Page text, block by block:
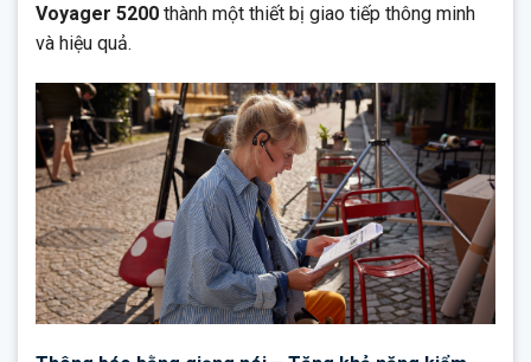
Voyager 5200 thành một thiết bị giao tiếp thông minh
và hiệu quả.